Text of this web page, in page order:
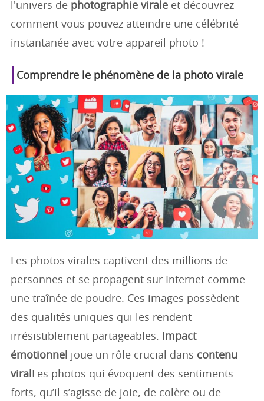
l'univers de photographie virale et découvrez
comment vous pouvez atteindre une célébrité
instantanée avec votre appareil photo !
Comprendre le phénomène de la photo virale
Les photos virales captivent des millions de
personnes et se propagent sur Internet comme
une traînée de poudre. Ces images possèdent
des qualités uniques qui les rendent
irrésistiblement partageables.
Impact
émotionnel
joue un rôle crucial dans contenu
viral Les photos qui évoquent des sentiments
forts, qu’il s’agisse de joie, de colère ou de